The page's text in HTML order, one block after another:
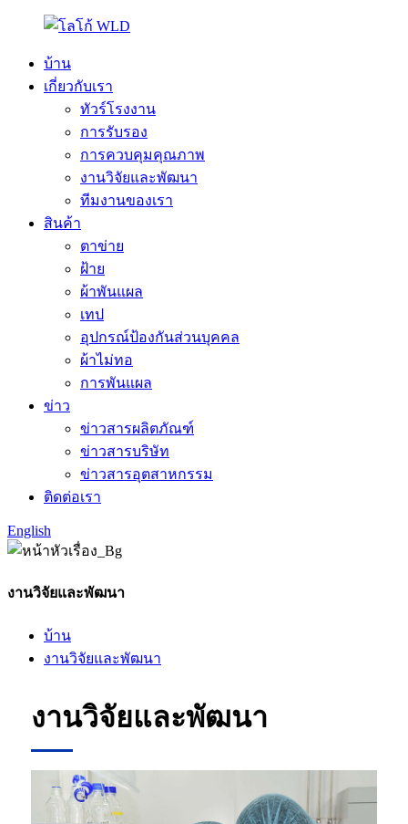
บ้าน
เกี่ยวกับเรา
ทัวร์โรงงาน
การรับรอง
การควบคุมคุณภาพ
งานวิจัยและพัฒนา
ทีมงานของเรา
สินค้า
ตาข่าย
ฝ้าย
ผ้าพันแผล
เทป
อุปกรณ์ป้องกันส่วนบุคคล
ผ้าไม่ทอ
การพันแผล
ข่าว
ข่าวสารผลิตภัณฑ์
ข่าวสารบริษัท
ข่าวสารอุตสาหกรรม
ติดต่อเรา
English
งานวิจัยและพัฒนา
บ้าน
งานวิจัยและพัฒนา
งานวิจัยและพัฒนา